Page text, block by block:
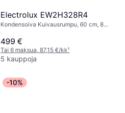
Electrolux EW2H328R4
Kondensoiva Kuivausrumpu, 60 cm, 8
499 €
Tai 6 maksua, 87,15 €/kk¹
5 kauppoja
-10%